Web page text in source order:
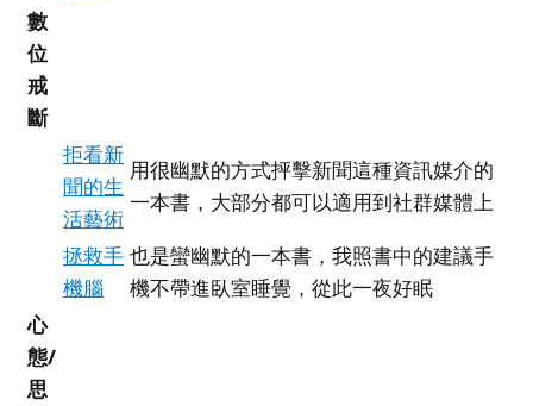
數
位
戒
斷
拒看新
聞的生
活藝術
用很幽默的方式抨擊新聞這種資訊媒介的
一本書，大部分都可以適用到社群媒體上
拯救手
機腦
也是蠻幽默的一本書，我照書中的建議手
機不帶進臥室睡覺，從此一夜好眠
心
態/
思